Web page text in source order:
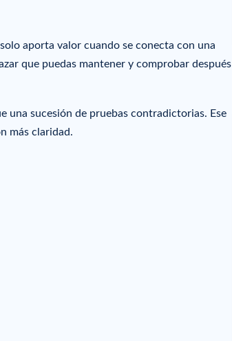
aporta valor cuando se conecta con una
que puedas mantener y comprobar después
una sucesión de pruebas contradictorias. Ese
más claridad.